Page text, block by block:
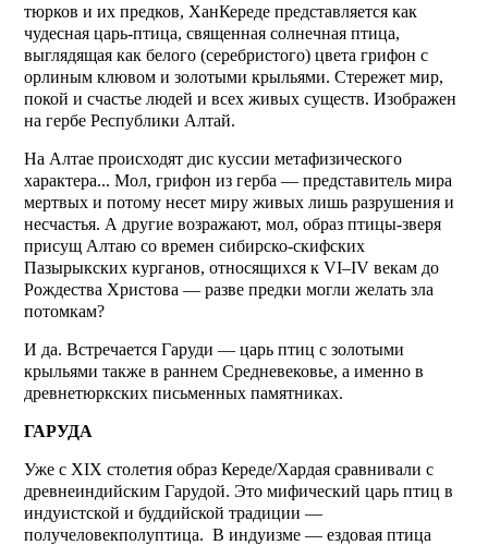
тюрков и их предков, ХанКереде представляется как
чудесная царь-птица, священная солнечная птица,
выглядящая как белого (серебристого) цвета грифон с
орлиным клювом и золотыми крыльями. Стережет мир,
покой и счастье людей и всех живых существ. Изображен
на гербе Республики Алтай.
На Алтае происходят дис куссии метафизического
характера... Мол, грифон из герба — представитель мира
мертвых и потому несет миру живых лишь разрушения и
несчастья. А другие возражают, мол, образ птицы-зверя
присущ Алтаю со времен сибирско-скифских
Пазырыкских курганов, относящихся к VI–IV векам до
Рождества Христова — разве предки могли желать зла
потомкам?
И да. Встречается Гаруди — царь птиц с золотыми
крыльями также в раннем Средневековье, а именно в
древнетюркских письменных памятниках.
ГАРУДА
Уже с XIX столетия образ Кереде/Хардая сравнивали с
древнеиндийским Гарудой. Это мифический царь птиц в
индуистской и буддийской традиции —
получеловекполуптица. В индуизме — ездовая птица